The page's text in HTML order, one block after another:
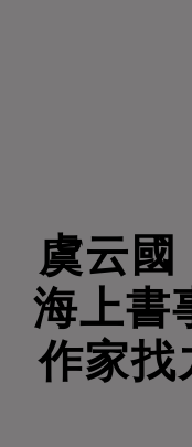
虞云國
海上書
作家找